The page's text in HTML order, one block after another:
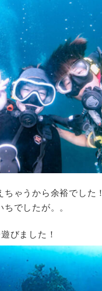
ゃうから余裕でした！
でしたが。。
びました！